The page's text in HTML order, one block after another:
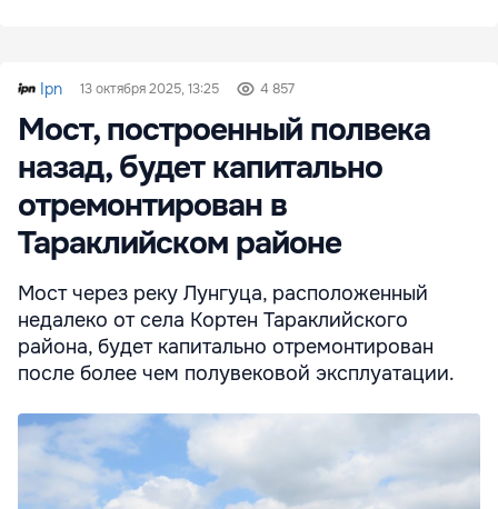
Ipn 13 октября 2025, 13:25 4 857
Мост, построенный полвека
назад, будет капитально
отремонтирован в
Тараклийском районе
Мост через реку Лунгуца, расположенный
недалеко от села Кортен Тараклийского
района, будет капитально отремонтирован
после более чем полувековой эксплуатации.